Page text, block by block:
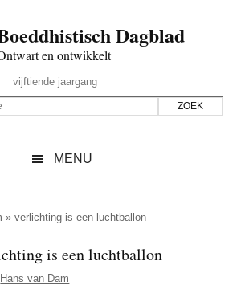
Dagblad
en ontwikkelt
vijftiende jaargang
MENU
»verlichting is een luchtballon
is een luchtballon
Hans van Dam